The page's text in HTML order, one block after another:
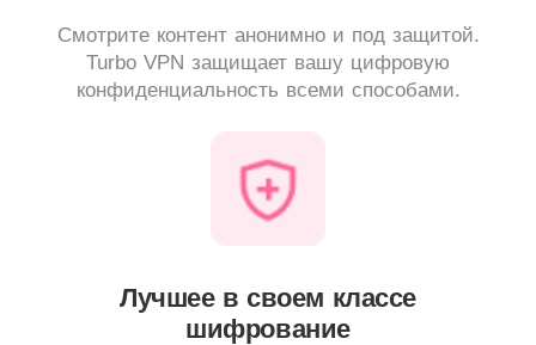
Смотрите контент анонимно и под защитой.
Turbo VPN защищает вашу цифровую
конфиденциальность всеми способами.
Лучшее в своем классе
шифрование